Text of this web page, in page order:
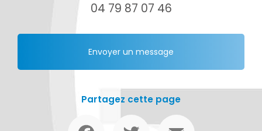
04 79 87 07 46
Envoyer un message
Partagez cette page
Facebook Twitter